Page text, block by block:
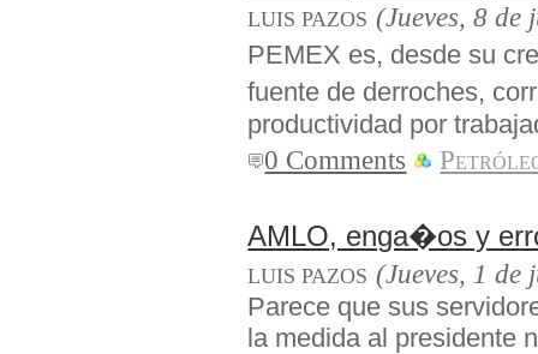
LUIS PAZOS (Jueves, 8 de
PEMEX es, desde su
fuente de derroches,
productividad por
0 Comments
AMLO, enga�os y
LUIS PAZOS (Jueves, 1 de
Parece que sus
la medida al presidente